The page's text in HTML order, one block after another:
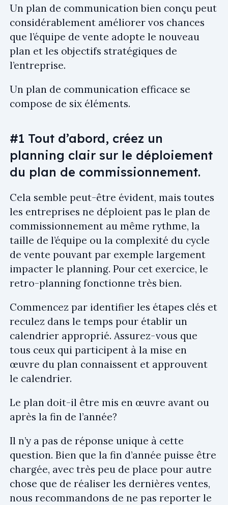
Un plan de communication bien conçu peut
considérablement améliorer vos chances
que l’équipe de vente adopte le nouveau
plan et les objectifs stratégiques de
l’entreprise.
Un plan de communication efficace se
compose de six éléments.
#1 Tout d’abord, créez un
planning clair sur le déploiement
du plan de commissionnement.
Cela semble peut-être évident, mais toutes
les entreprises ne déploient pas le plan de
commissionnement au même rythme, la
taille de l’équipe ou la complexité du cycle
de vente pouvant par exemple largement
impacter le planning. Pour cet exercice, le
retro-planning fonctionne très bien.
Commencez par identifier les étapes clés et
reculez dans le temps pour établir un
calendrier approprié. Assurez-vous que
tous ceux qui participent à la mise en
œuvre du plan connaissent et approuvent
le calendrier.
Le plan doit-il être mis en œuvre avant ou
après la fin de l’année?
Il n’y a pas de réponse unique à cette
question. Bien que la fin d’année puisse être
chargée, avec très peu de place pour autre
chose que de réaliser les dernières ventes,
nous recommandons de ne pas reporter le